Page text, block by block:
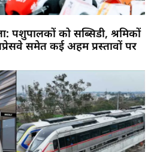
पशुपालकों को सब्सिडी, श्रमिकों
समेत कई अहम प्रस्तावों पर